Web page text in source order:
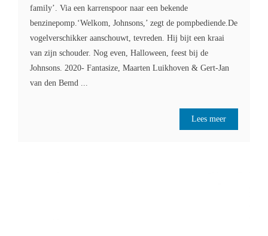
family’. Via een karrenspoor naar een bekende
benzinepomp.‘Welkom, Johnsons,’ zegt de pompbediende.De
vogelverschikker aanschouwt, tevreden. Hij bijt een kraai
van zijn schouder. Nog even, Halloween, feest bij de
Johnsons. 2020- Fantasize, Maarten Luikhoven & Gert-Jan
van den Bemd ...
Lees meer